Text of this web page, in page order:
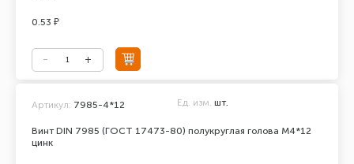
0.53 ₽
Винт DIN 7985 (ГОСТ 17473-80) полукруглая голова М4*12
цинк
Артикул: 7985-4*12 Ед. изм. шт.